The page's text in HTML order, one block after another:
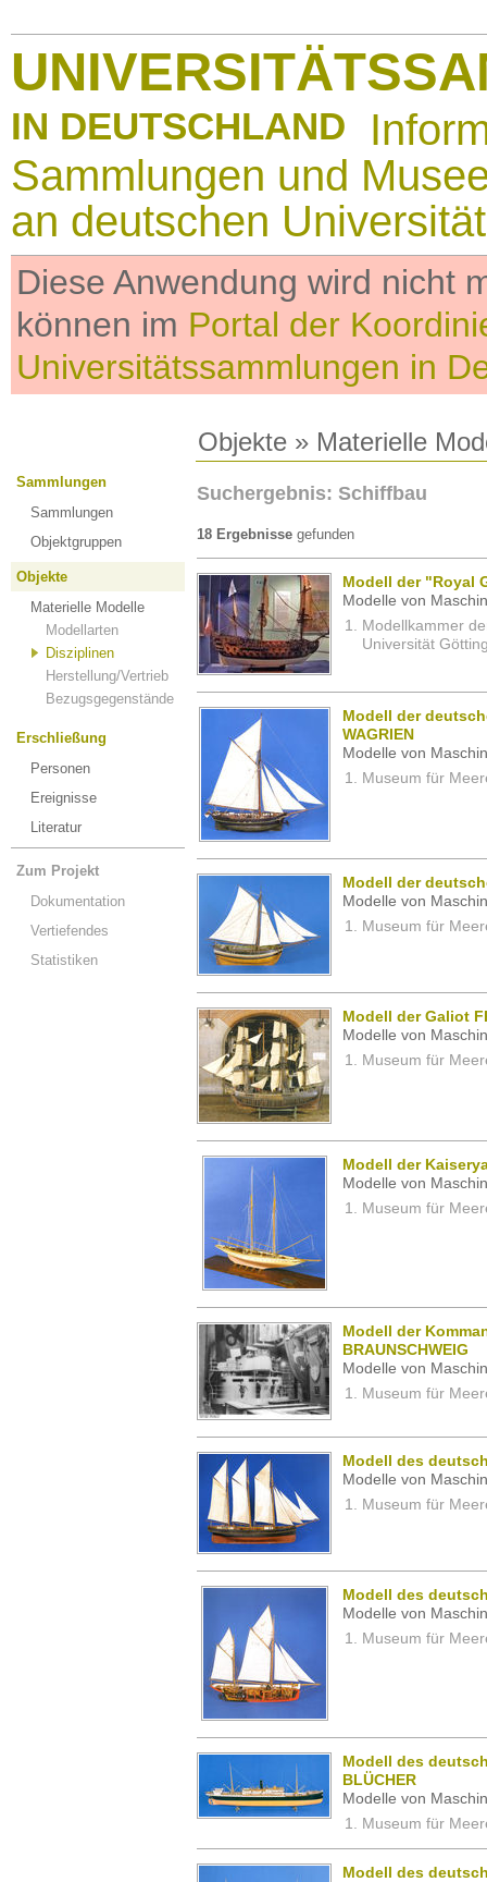
IN DEUTSCHLAND
Sammlungen und
an deutschen
Diese Anwendung wird nicht
können im Portal der
Universitätssammlungen in
Objekte » Materielle
Sammlungen
Sammlungen
Objektgruppen
Objekte
Materielle Modelle
Modellarten
Disziplinen
Herstellung/Vertrieb
Bezugsgegenstände
Erschließung
Personen
Ereignisse
Literatur
Zum Projekt
Dokumentation
Vertiefendes
Statistiken
Suchergebnis: Schiffbau
18 Ergebnisse gefunden
Modell der "Royal
Modelle von
Modellkammer
Universität
Modell der
WAGRIEN
Modelle von
Museum für
Modell der
Modelle von
Museum für
Modell der Galiot
Modelle von
Museum für
Modell der
Modelle von
Museum für
Modell der
BRAUNSCHWEIG
Modelle von
Museum für
Modell des
Modelle von
Museum für
Modell des
Modelle von
Museum für
Modell des
BLÜCHER
Modelle von
Museum für
Modell des